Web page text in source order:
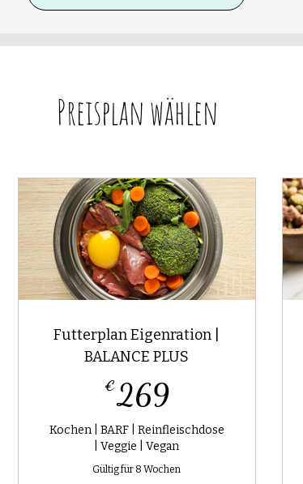
Preisplan wählen
Futterplan Eigenration |
BALANCE PLUS
€269269€
Kochen | BARF | Reinfleischdose
| Veggie | Vegan
Gültig für 8 Wochen